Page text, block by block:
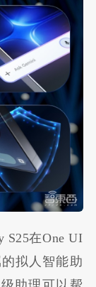
S25在One UI
拟人智能助